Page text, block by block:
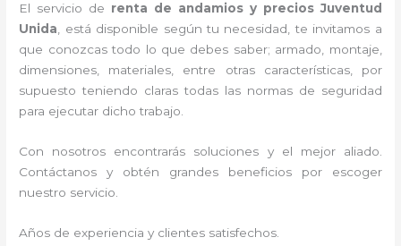
El servicio de renta de andamios y precios Juventud
Unida, está disponible según tu necesidad, te invitamos a
que conozcas todo lo que debes saber; armado, montaje,
dimensiones, materiales, entre otras características, por
supuesto teniendo claras todas las normas de seguridad
para ejecutar dicho trabajo.
Con nosotros encontrarás soluciones y el mejor aliado.
Contáctanos y obtén grandes beneficios por escoger
nuestro servicio.
Años de experiencia y clientes satisfechos.